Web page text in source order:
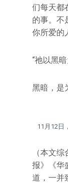
们每天都
的事。不
你所爱的
“祂以黑
黑暗，是
11月12日
（本文
报》《华
道，一并